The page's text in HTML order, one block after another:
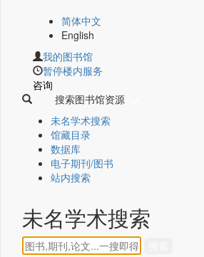
简体中文
English
我的图书馆
暂停楼内服务
咨询
搜索图书馆资源
未名学术搜索
馆藏目录
数据库
电子期刊/图书
站内搜索
未名学术搜索